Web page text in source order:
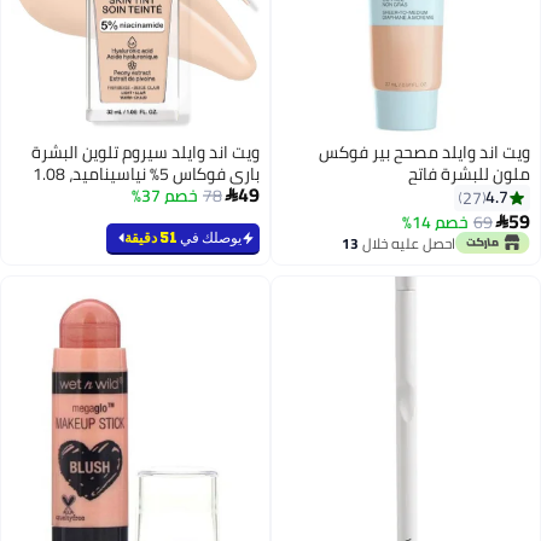
4
ويت اند وايلد مصحح بير فوكس
ملون للبشرة فاتح
4.7
27
59
69 خصم 14%
احصل عليه خلال13
ويت اند وايلد سيروم تلوين البشرة
باري فوكاس 5% نياسيناميد، 1.08
أونصة سائلة
49
78 خصم 37%
يوصلك في 51 دقيقة